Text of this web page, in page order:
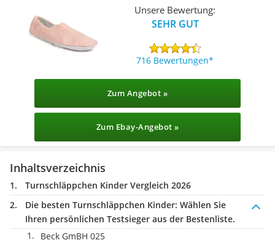
Unsere Bewertung:
SEHR GUT
716 Bewertungen
Zum Angebot »
Zum Ebay-Angebot »
Inhaltsverzeichnis
Turnschläppchen Kinder Vergleich 2026
Die besten Turnschläppchen Kinder: Wählen Sie
Ihren persönlichen Testsieger aus der Bestenliste.
Beck GmBH 025